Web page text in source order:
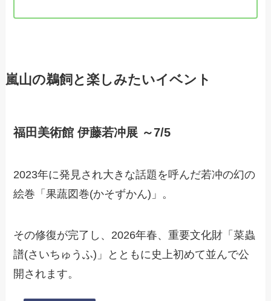
嵐山の鵜飼と楽しみたいイベント
福田美術館 伊藤若冲展 ～7/5
2023年に発見され大きな話題を呼んだ若冲の幻の
絵巻「果蔬図巻(かそずかん)」。
その修復が完了し、2026年春、重要文化財「菜蟲
譜(さいちゅうふ)」とともに史上初めて並んで公
開されます。